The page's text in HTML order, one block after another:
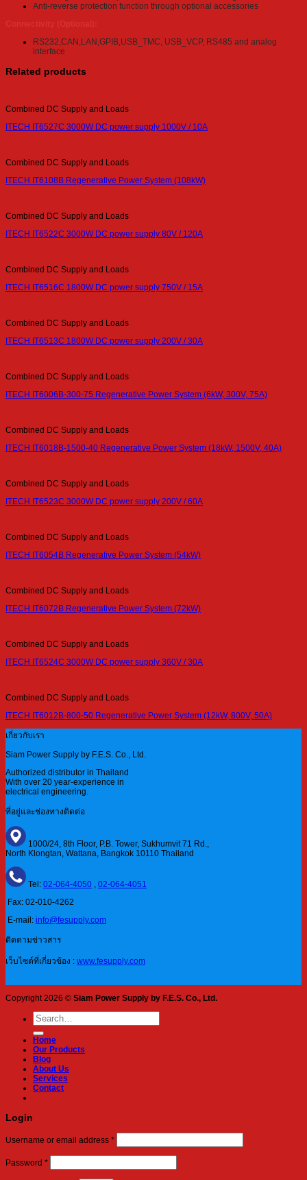
Anti-reverse protection function through optional accessories
RS232,CAN,LAN,GPIB,USB_TMC, USB_VCP, RS485 and analog
interface
Related products
Combined DC Supply and Loads
ITECH IT6527C 3000W DC power supply 1000V / 10A
Combined DC Supply and Loads
ITECH IT6108B Regenerative Power System (108kW)
Combined DC Supply and Loads
ITECH IT6522C 3000W DC power supply 80V / 120A
Combined DC Supply and Loads
ITECH IT6516C 1800W DC power supply 750V / 15A
Combined DC Supply and Loads
ITECH IT6513C 1800W DC power supply 200V / 30A
Combined DC Supply and Loads
ITECH IT6006B-300-75 Regenerative Power System (6kW, 300V, 75A)
Combined DC Supply and Loads
ITECH IT6018B-1500-40 Regenerative Power System (18kW, 1500V, 40A)
Combined DC Supply and Loads
ITECH IT6523C 3000W DC power supply 200V / 60A
Combined DC Supply and Loads
ITECH IT6054B Regenerative Power System (54kW)
Combined DC Supply and Loads
ITECH IT6072B Regenerative Power System (72kW)
Combined DC Supply and Loads
ITECH IT6524C 3000W DC power supply 360V / 30A
Combined DC Supply and Loads
ITECH IT6012B-800-50 Regenerative Power System (12kW, 800V, 50A)
เกี่ยวกับเรา
Siam Power Supply by F.E.S. Co., Ltd.
Authorized distributor in Thailand
With over 20 year-experience in
electrical engineering.
ที่อยู่และช่องทางติดต่อ
1000/24, 8th Floor, P.B. Tower, Sukhumvit 71 Rd.,
North Klongtan, Wattana, Bangkok 10110 Thailand
Tel: 02-064-4050 , 02-064-4051
Fax: 02-010-4262
E-mail: info@fesupply.com
ติดตามข่าวสาร
เว็บไซต์ที่เกี่ยวข้อง : www.fesupply.com
Copyright 2026 © Siam Power Supply by F.E.S. Co., Ltd.
Search
for:
Home
Our Products
Blog
About Us
Services
Contact
Login
Username or email address *Required
Password *Required